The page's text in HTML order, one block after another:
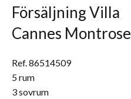
Försäljning Villa
Cannes Montrose
Ref. 86514509
5 rum
3 sovrum